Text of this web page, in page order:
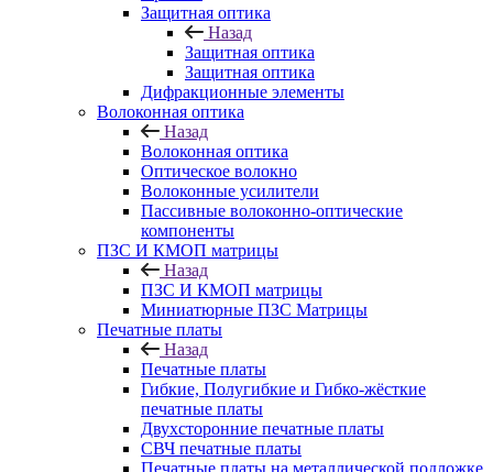
Защитная оптика
Назад
Защитная оптика
Защитная оптика
Дифракционные элементы
Волоконная оптика
Назад
Волоконная оптика
Оптическое волокно
Волоконные усилители
Пассивные волоконно-оптические
компоненты
ПЗС И КМОП матрицы
Назад
ПЗС И КМОП матрицы
Миниатюрные ПЗС Матрицы
Печатные платы
Назад
Печатные платы
Гибкие, Полугибкие и Гибко-жёсткие
печатные платы
Двухсторонние печатные платы
СВЧ печатные платы
Печатные платы на металлической подложке